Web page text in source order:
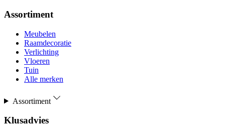
Assortiment
Meubelen
Raamdecoratie
Verlichting
Vloeren
Tuin
Alle merken
Assortiment
Klusadvies